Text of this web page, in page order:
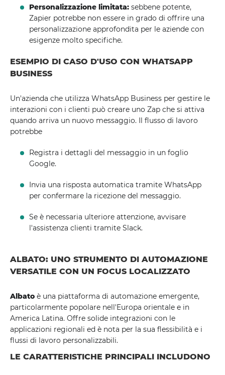
Personalizzazione limitata: sebbene potente,
Zapier potrebbe non essere in grado di offrire una
personalizzazione approfondita per le aziende con
esigenze molto specifiche.
ESEMPIO DI CASO D'USO CON WHATSAPP
BUSINESS
Un'azienda che utilizza WhatsApp Business per gestire le
interazioni con i clienti può creare uno Zap che si attiva
quando arriva un nuovo messaggio. Il flusso di lavoro
potrebbe
Registra i dettagli del messaggio in un foglio
Google.
Invia una risposta automatica tramite WhatsApp
per confermare la ricezione del messaggio.
Se è necessaria ulteriore attenzione, avvisare
l'assistenza clienti tramite Slack.
ALBATO: UNO STRUMENTO DI AUTOMAZIONE
VERSATILE CON UN FOCUS LOCALIZZATO
Albato è una piattaforma di automazione emergente,
particolarmente popolare nell'Europa orientale e in
America Latina. Offre solide integrazioni con le
applicazioni regionali ed è nota per la sua flessibilità e i
flussi di lavoro personalizzabili.
LE CARATTERISTICHE PRINCIPALI INCLUDONO